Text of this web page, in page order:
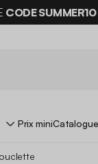
CODE SUMMER10
Prix mini